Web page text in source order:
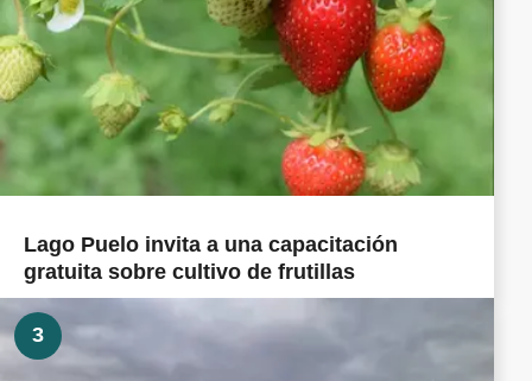
Lago Puelo invita a una capacitación
gratuita sobre cultivo de frutillas
3